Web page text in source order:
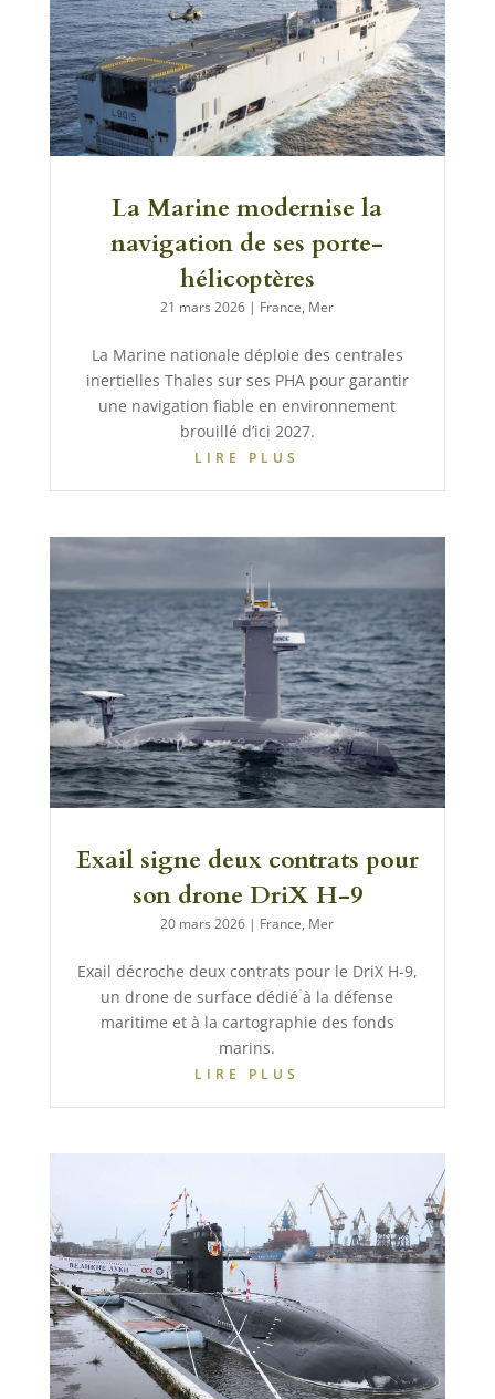
La Marine modernise la
navigation de ses porte-
hélicoptères
21 mars 2026 | France, Mer
La Marine nationale déploie des centrales
inertielles Thales sur ses PHA pour garantir
une navigation fiable en environnement
brouillé d’ici 2027.
LIRE PLUS
Exail signe deux contrats pour
son drone DriX H-9
20 mars 2026 | France, Mer
Exail décroche deux contrats pour le DriX H-9,
un drone de surface dédié à la défense
maritime et à la cartographie des fonds
marins.
LIRE PLUS